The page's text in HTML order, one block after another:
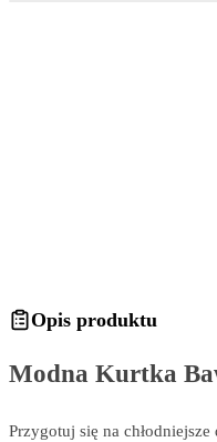
Opis produktu
Modna Kurtka
Przygotuj się na